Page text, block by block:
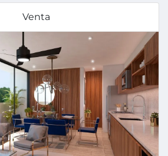
Venta